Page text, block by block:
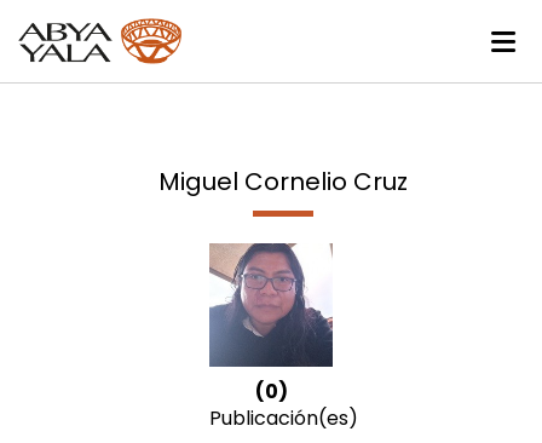
Miguel Cornelio Cruz
(0)
Publicación(es)